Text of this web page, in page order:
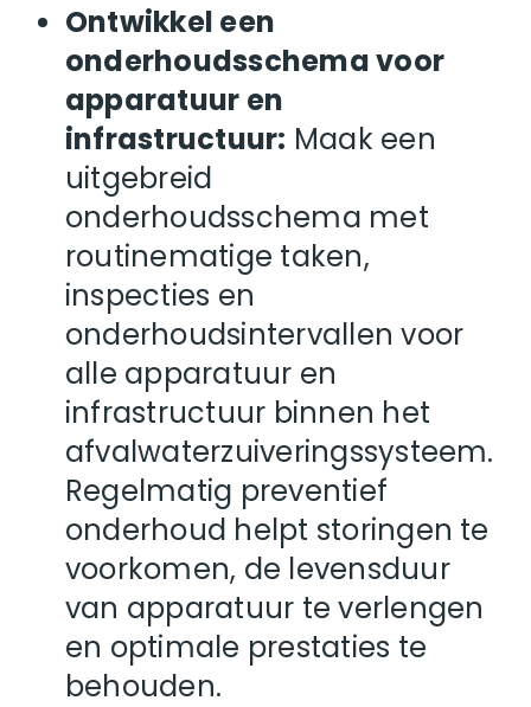
Ontwikkel een
onderhoudsschema voor
apparatuur en
infrastructuur: Maak een
uitgebreid
onderhoudsschema met
routinematige taken,
inspecties en
onderhoudsintervallen voor
alle apparatuur en
infrastructuur binnen het
afvalwaterzuiveringssysteem.
Regelmatig preventief
onderhoud helpt storingen te
voorkomen, de levensduur
van apparatuur te verlengen
en optimale prestaties te
behouden.